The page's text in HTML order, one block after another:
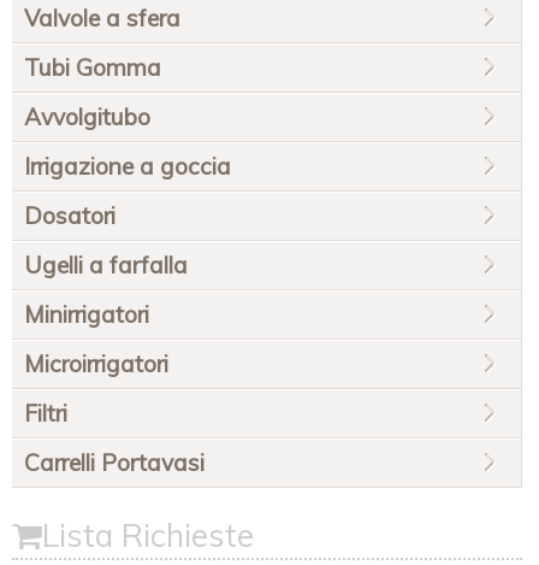
Valvole a sfera
Tubi Gomma
Avvolgitubo
Irrigazione a goccia
Dosatori
Ugelli a farfalla
Minirrigatori
Microirrigatori
Filtri
Carrelli Portavasi
Lista Richieste